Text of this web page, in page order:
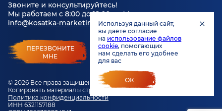
Звоните и консультируйтесь!
Мы работаем с 8:00 до 18:00 по Москве.
info@kosatka-marketing.ru
ПЕРЕЗВОНИТЕ
МНЕ
© 2026 Все права защищены.
Копировать материалы строго запрещено.
Политика конфиденциальности
ИНН 6321157188
Используя данный сайт,
вы даёте согласие
на использование файлов
cookie, помогающих
нам сделать его удобнее
для вас
ОК